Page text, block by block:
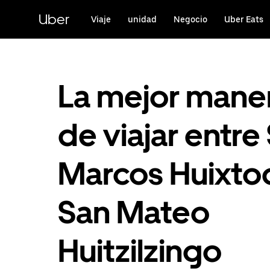
contenido
principal
Uber Viaje unidad Negocio Uber Eats
La mejor
de viajar entre
Marcos
San Mateo
Huitzilzingo